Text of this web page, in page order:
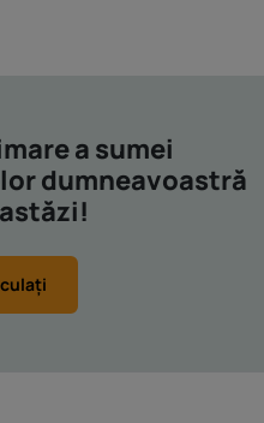
a sumei
dumneavoastră